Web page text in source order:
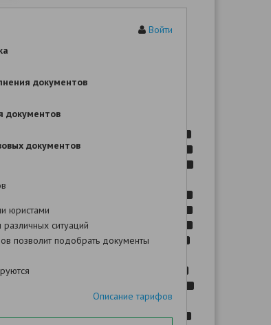
Вы сможете после оплаты!
. N
.
Войти
документов
документов
документов
юристами
ситуаций
позволит подобрать документы
Описание тарифов